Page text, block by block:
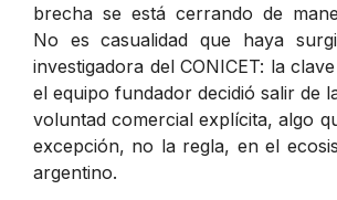
brecha se está cerrando de
No es casualidad que haya
investigadora del CONICET: la
el equipo fundador decidió salir de
voluntad comercial explícita, algo
excepción, no la regla, en el
argentino.